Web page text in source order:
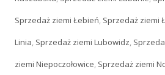
Sprzedaż ziemi Łebień, Sprzedaż ziemi
Linia, Sprzedaż ziemi Lubowidz,
ziemi Niepoczołowice, Sprzedaż ziemi